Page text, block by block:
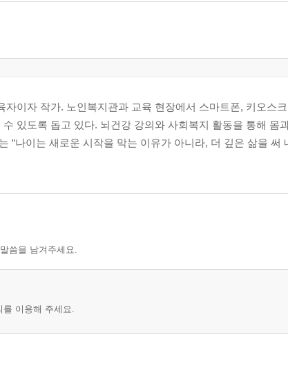
이자 작가. 노인복지관과 교육 현장에서 스마트폰, 키오스
있도록 돕고 있다. 뇌건강 강의와 사회복지 활동을 통해 몸
“나이는 새로운 시작을 막는 이유가 아니라, 더 깊은 삶을 써
씀을 남겨주세요.
이용해 주세요.